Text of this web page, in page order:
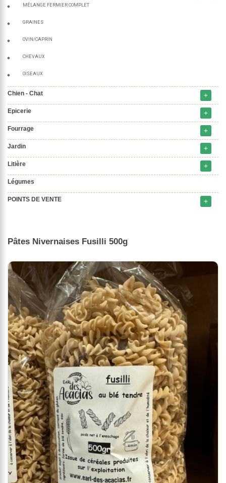
MÉLANGE FERMIER COMPLET
GRAINES
OVIN/CAPRIN
CHEVAUX
OISEAUX
Chien - Chat add
Epicerie add
Fourrage add
Jardin add
Litière add
Légumes
POINTS DE VENTE add
Pâtes Nivernaises Fusilli 500g